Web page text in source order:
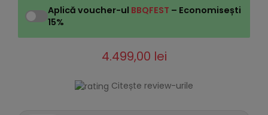
Aplică voucher-ul BBQFEST – Economisești
15%
4.499,00 lei
Citește review-urile